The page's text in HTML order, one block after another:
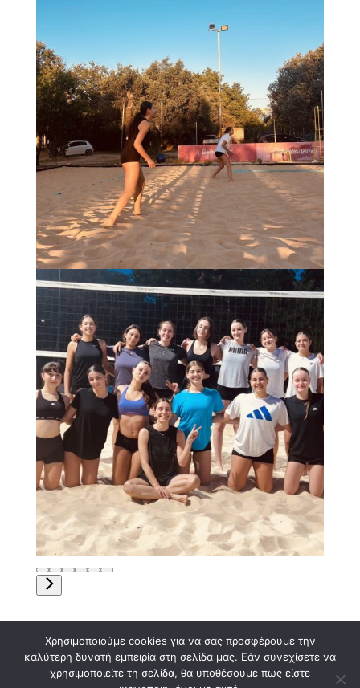
Χρησιμοποιούμε cookies για να σας προσφέρουμε την
καλύτερη δυνατή εμπειρία στη σελίδα μας. Εάν συνεχίσετε να
χρησιμοποιείτε τη σελίδα, θα υποθέσουμε πως είστε